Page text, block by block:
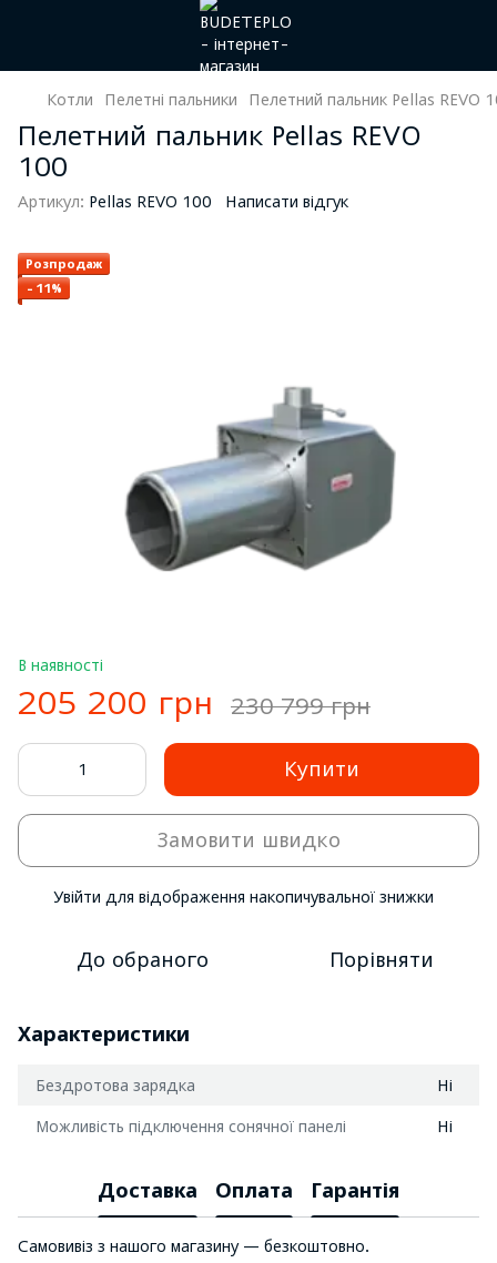
Котли Пелетні пальники Пелетний пальник Pellas REVO
Пелетний пальник Pellas REVO
100
Артикул: Pellas REVO 100 Написати відгук
Розпродаж
−11%
В наявності
205 200 грн 230 799 грн
Купити
Замовити швидко
Увійти для відображення накопичувальної знижки
До обраного Порівняти
Характеристики
Бездротова зарядка Ні
Можливість підключення сонячної панелі Ні
Доставка Оплата Гарантія
Самовивіз з нашого магазину — безкоштовно.